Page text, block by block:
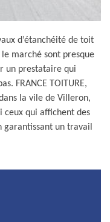
d’étanchéité de toit
marché sont presque
un prestataire qui
FRANCE TOITURE,
la vile de Villeron,
ceux qui affichent des
un travail